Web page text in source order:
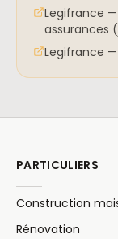
Legifrance
assurances
Legifrance —
PARTICULIERS
Construction
Rénovation